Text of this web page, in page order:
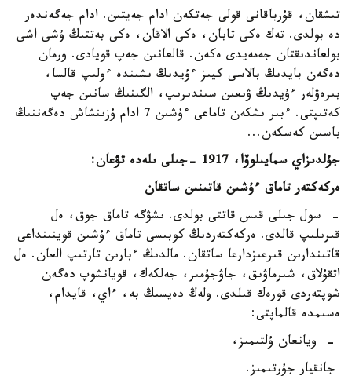
تىشقان، قۇرباقانى قولى جەتكەن ادام جەيتىن. ادام جەگەندەر
دە بولدى. تەك ەكى تابان، ەكى الاقان، ەكى بەتتىڭ ۇشى اشى
بولعاندىقتان جەمەيدى ەكەن. قالعانىن جەپ قويادى. ورمان
دەگەن بايدىڭ بالاسى كيىز ءۇيدىڭ ىشىندە ءولىپ قالسا،
بىرەۋلەر ءۇيدىڭ ۋىعىن سىندىرىپ، الگىنىڭ سانىن جەپ
كەتىپتى. ءبىر ىشكەن تاماعى ءۇشىن 7 ادام ۇزىنشاش دەگەننىڭ
باسىن كەسكەن...
جۇلدىزاي سمايىلوۆا، 1917 -جىلى ىلەدە تۋعان:
ەركەكتەر تاماق ءۇشىن قاتىنىن ساتقان
- سول جىلى قىس قاتتى بولدى. ىشۋگە تاماق جوق، ەل
قىرىلىپ قالدى. ەركەكتەردىڭ كوبىسى تاماق ءۇشىن قوينىنداعى
قاتىندارىن قىرعىزدارعا ساتقان. مالدىڭ ءبارىن تارتىپ العان. ەل
اتقۇلاق، شىرماۋىق، جاۋجۇمىر، جەلكەك، قويانشوپ دەگەن
شوپتەردى قورەك قىلدى. ولەڭ دەيسىڭ بە، ءاي، قايدام،
ەسىمدە قالماپتى:
- ويانعان ۇلتىمىز،
جانقيار جۇرتىمىز.